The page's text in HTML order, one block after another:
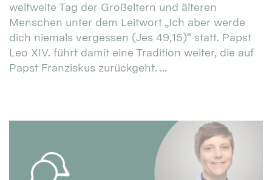
weltweite Tag der Großeltern und älteren
Menschen unter dem Leitwort „Ich aber werde
dich niemals vergessen (Jes 49,15)“ statt. Papst
Leo XIV. führt damit eine Tradition weiter, die auf
Papst Franziskus zurückgeht. ...